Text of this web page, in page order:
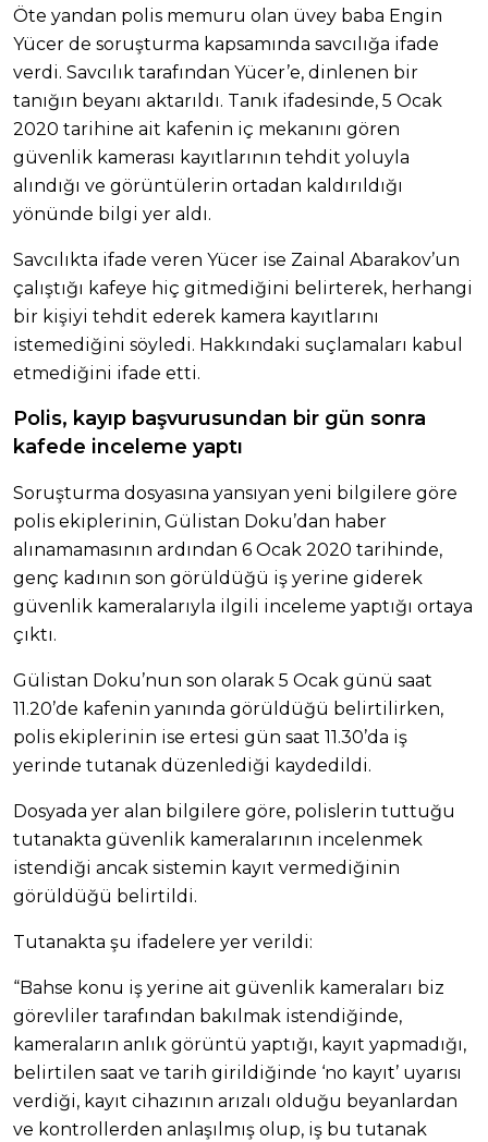
Öte yandan polis memuru olan üvey baba Engin
Yücer de soruşturma kapsamında savcılığa ifade
verdi. Savcılık tarafından Yücer’e, dinlenen bir
tanığın beyanı aktarıldı. Tanık ifadesinde, 5 Ocak
2020 tarihine ait kafenin iç mekanını gören
güvenlik kamerası kayıtlarının tehdit yoluyla
alındığı ve görüntülerin ortadan kaldırıldığı
yönünde bilgi yer aldı.
Savcılıkta ifade veren Yücer ise Zainal Abarakov’un
çalıştığı kafeye hiç gitmediğini belirterek, herhangi
bir kişiyi tehdit ederek kamera kayıtlarını
istemediğini söyledi. Hakkındaki suçlamaları kabul
etmediğini ifade etti.
Polis, kayıp başvurusundan bir gün sonra
kafede inceleme yaptı
Soruşturma dosyasına yansıyan yeni bilgilere göre
polis ekiplerinin, Gülistan Doku’dan haber
alınamamasının ardından 6 Ocak 2020 tarihinde,
genç kadının son görüldüğü iş yerine giderek
güvenlik kameralarıyla ilgili inceleme yaptığı ortaya
çıktı.
Gülistan Doku’nun son olarak 5 Ocak günü saat
11.20’de kafenin yanında görüldüğü belirtilirken,
polis ekiplerinin ise ertesi gün saat 11.30’da iş
yerinde tutanak düzenlediği kaydedildi.
Dosyada yer alan bilgilere göre, polislerin tuttuğu
tutanakta güvenlik kameralarının incelenmek
istendiği ancak sistemin kayıt vermediğinin
görüldüğü belirtildi.
Tutanakta şu ifadelere yer verildi:
“Bahse konu iş yerine ait güvenlik kameraları biz
görevliler tarafından bakılmak istendiğinde,
kameraların anlık görüntü yaptığı, kayıt yapmadığı,
belirtilen saat ve tarih girildiğinde ‘no kayıt’ uyarısı
verdiği, kayıt cihazının arızalı olduğu beyanlardan
ve kontrollerden anlaşılmış olup, iş bu tutanak